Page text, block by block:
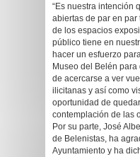
“Es nuestra intención
abiertas de par en
de los espacios
público tiene en
hacer un esfuerzo
Museo del Belén
de acercarse a ver
ilicitanas y así como
oportunidad de
contemplación de las
Por su parte, José
de Belenistas, ha
Ayuntamiento y ha